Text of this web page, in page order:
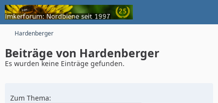
Hardenberger
Beiträge von Hardenberger
Es wurden keine Einträge gefunden.
Zum Thema: